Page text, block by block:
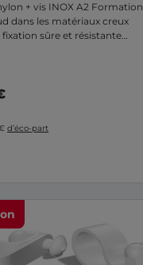
+ vis INOX A2 Formation
dans les matériaux creux
sûre et résistante
d’éco-part